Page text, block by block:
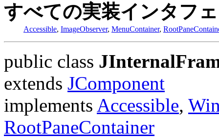
すべての実装インタフ
Accessible, ImageObserver, MenuContainer,
public class
extends JComponent
implements Accessible,
RootPaneContainer